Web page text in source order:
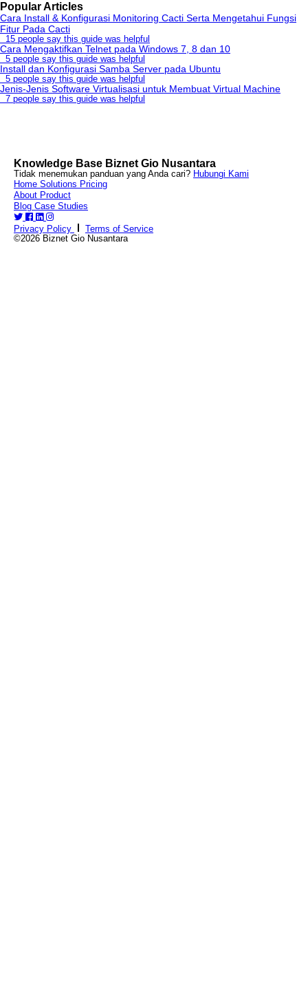
Popular Articles
Cara Install & Konfigurasi Monitoring Cacti Serta Mengetahui Fungsi
Fitur Pada Cacti
15 people say this guide was helpful
Cara Mengaktifkan Telnet pada Windows 7, 8 dan 10
5 people say this guide was helpful
Install dan Konfigurasi Samba Server pada Ubuntu
5 people say this guide was helpful
Jenis-Jenis Software Virtualisasi untuk Membuat Virtual Machine
7 people say this guide was helpful
Knowledge Base Biznet Gio Nusantara
Tidak menemukan panduan yang Anda cari? Hubungi Kami
Home Solutions Pricing
About Product
Blog Case Studies
Privacy Policy
Terms of Service
©2026 Biznet Gio Nusantara